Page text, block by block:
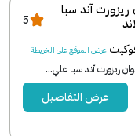
ريزورت آند سبا
5
اعرض الموقع على الخريطة
ريزورت آند سبا علي...
عرض التفاصيل